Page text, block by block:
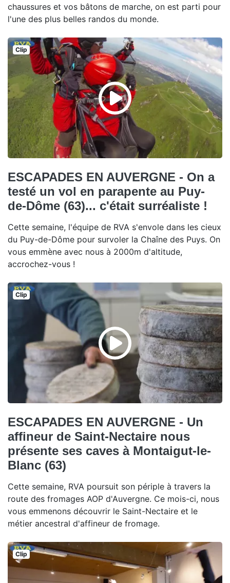
chaussures et vos bâtons de marche, on est parti pour
l'une des plus belles randos du monde.
Clip
ESCAPADES EN AUVERGNE - On a
testé un vol en parapente au Puy-
de-Dôme (63)... c'était surréaliste !
Cette semaine, l'équipe de RVA s'envole dans les cieux
du Puy-de-Dôme pour survoler la Chaîne des Puys. On
vous emmène avec nous à 2000m d'altitude,
accrochez-vous !
Clip
ESCAPADES EN AUVERGNE - Un
affineur de Saint-Nectaire nous
présente ses caves à Montaigut-le-
Blanc (63)
Cette semaine, RVA poursuit son périple à travers la
route des fromages AOP d'Auvergne. Ce mois-ci, nous
vous emmenons découvrir le Saint-Nectaire et le
métier ancestral d'affineur de fromage.
Clip